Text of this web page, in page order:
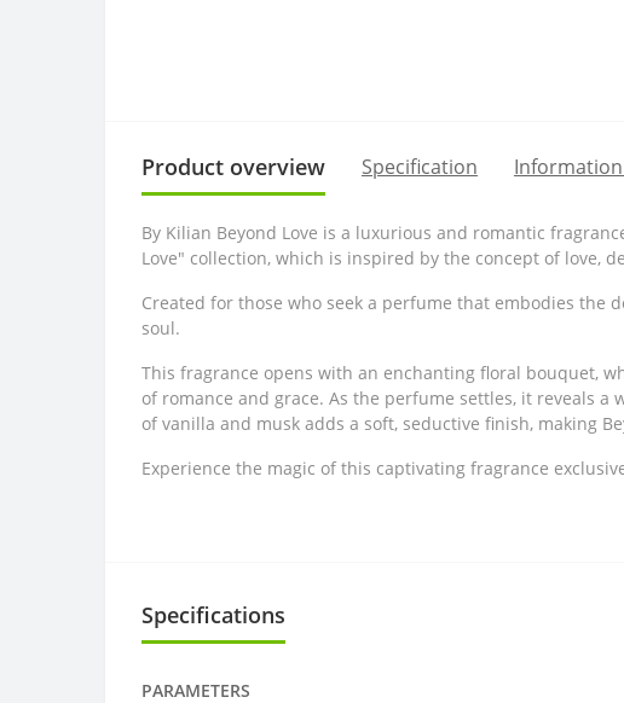
Product overview Specification
By Kilian Beyond Love is a luxurious and romantic
Love" collection, which is inspired by the concept of love,
Created for those who seek a perfume that embodies the
soul.
This fragrance opens with an enchanting floral bouquet,
of romance and grace. As the perfume settles, it reveals
of vanilla and musk adds a soft, seductive finish, making
Experience the magic of this captivating fragrance
Specifications
PARAMETERS